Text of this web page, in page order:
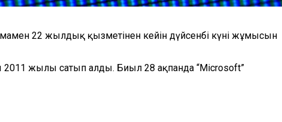
22 жылдық қызметінен кейін дүйсенбі күні жұмысын
2011 жылы сатып алды. Биыл 28 ақпанда “Microsoft”